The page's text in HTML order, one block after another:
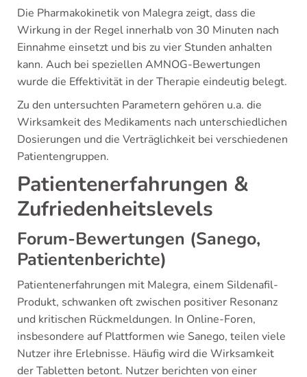
Die Pharmakokinetik von Malegra zeigt, dass die
Wirkung in der Regel innerhalb von 30 Minuten nach
Einnahme einsetzt und bis zu vier Stunden anhalten
kann. Auch bei speziellen AMNOG-Bewertungen
wurde die Effektivität in der Therapie eindeutig belegt.
Zu den untersuchten Parametern gehören u.a. die
Wirksamkeit des Medikaments nach unterschiedlichen
Dosierungen und die Verträglichkeit bei verschiedenen
Patientengruppen.
Patientenerfahrungen &
Zufriedenheitslevels
Forum-Bewertungen (Sanego,
Patientenberichte)
Patientenerfahrungen mit Malegra, einem Sildenafil-
Produkt, schwanken oft zwischen positiver Resonanz
und kritischen Rückmeldungen. In Online-Foren,
insbesondere auf Plattformen wie Sanego, teilen viele
Nutzer ihre Erlebnisse. Häufig wird die Wirksamkeit
der Tabletten betont. Nutzer berichten von einer